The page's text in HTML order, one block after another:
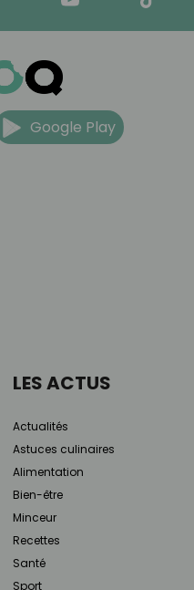
Google Play
LES ACTUS
Actualités
Astuces culinaires
Alimentation
Bien-être
Minceur
Recettes
Santé
Sport